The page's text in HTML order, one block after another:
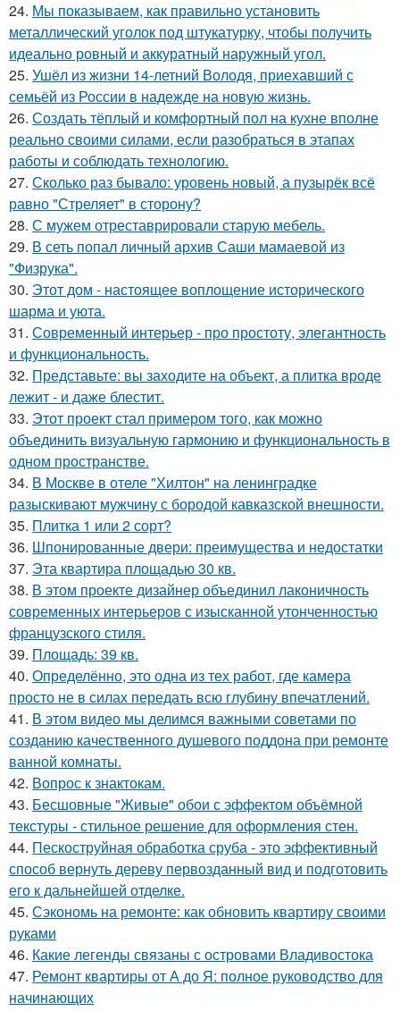
24. Мы показываем, как правильно установить
металлический уголок под штукатурку, чтобы получить
идеально ровный и аккуратный наружный угол.
25. Ушёл из жизни 14-летний Володя, приехавший с
семьёй из России в надежде на новую жизнь.
26. Создать тёплый и комфортный пол на кухне вполне
реально своими силами, если разобраться в этапах
работы и соблюдать технологию.
27. Сколько раз бывало: уровень новый, а пузырёк всё
равно "Стреляет" в сторону?
28. С мужем отреставрировали старую мебель.
29. В сеть попал личный архив Саши мамаевой из
"Физрука".
30. Этот дом - настоящее воплощение исторического
шарма и уюта.
31. Современный интерьер - про простоту, элегантность
и функциональность.
32. Представьте: вы заходите на объект, а плитка вроде
лежит - и даже блестит.
33. Этот проект стал примером того, как можно
объединить визуальную гармонию и функциональность в
одном пространстве.
34. В Москве в отеле "Хилтон" на ленинградке
разыскивают мужчину с бородой кавказской внешности.
35. Плитка 1 или 2 сорт?
36. Шпонированные двери: преимущества и недостатки
37. Эта квартира площадью 30 кв.
38. В этом проекте дизайнер объединил лаконичность
современных интерьеров с изысканной утонченностью
французского стиля.
39. Площадь: 39 кв.
40. Определённо, это одна из тех работ, где камера
просто не в силах передать всю глубину впечатлений.
41. В этом видео мы делимся важными советами по
созданию качественного душевого поддона при ремонте
ванной комнаты.
42. Вопрос к знактокам.
43. Бесшовные "Живые" обои с эффектом объёмной
текстуры - стильное решение для оформления стен.
44. Пескоструйная обработка сруба - это эффективный
способ вернуть дереву первозданный вид и подготовить
его к дальнейшей отделке.
45. Сэкономь на ремонте: как обновить квартиру своими
руками
46. Какие легенды связаны с островами Владивостока
47. Ремонт квартиры от А до Я: полное руководство для
начинающих